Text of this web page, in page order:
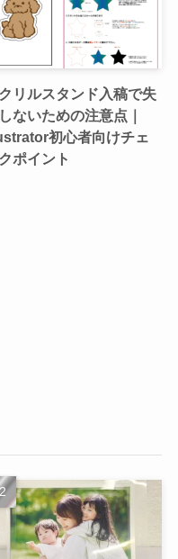
リルスタンド入稿で失
ないための注意点｜
初心者向けチェ
ポイント